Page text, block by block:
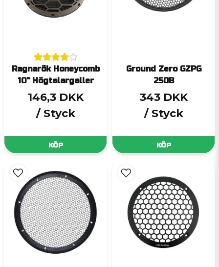
Ragnarök Honeycomb
10" Högtalargaller
146,3 DKK
/ Styck
KÖP
Ground Zero GZPG
250B
343 DKK
/ Styck
KÖP